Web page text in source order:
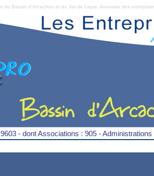
du Bassin d'Arcachon et du Val de Leyre. Annuaire des
- dont Associations : 905 - Administrations